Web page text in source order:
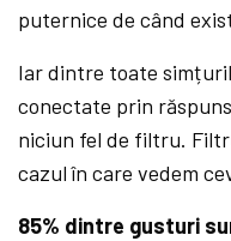
puternice de când
Iar dintre toate
conectate prin
niciun fel de filtru.
cazul în care vedem
85% dintre gusturi